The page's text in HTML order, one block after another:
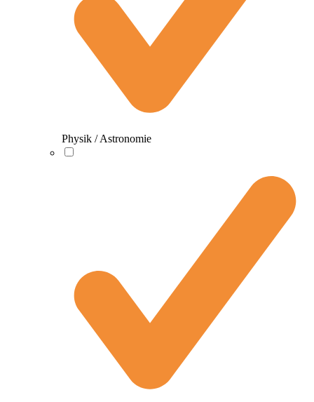
Physik / Astronomie